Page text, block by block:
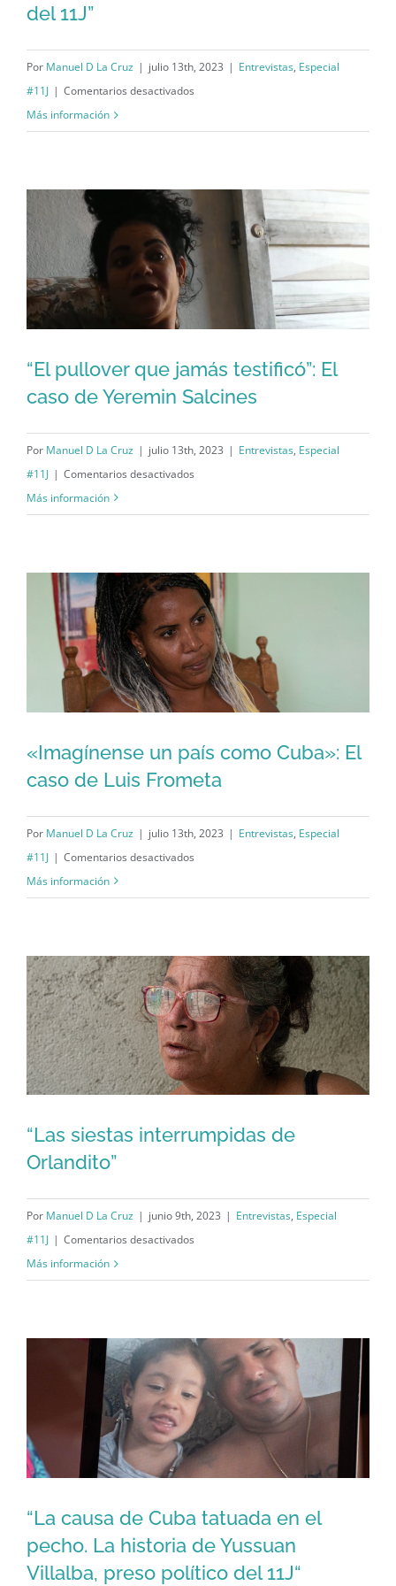
“Yurién Méndez, el no-manifestante
del 11J”
del 11J”
Por Manuel D La Cruz | julio 13th, 2023 | Entrevistas, Especial
#11J | Comentarios desactivados
manifestante
del
Más información
“El pullover que jamás testificó”: El
caso de Yeremin Salcines
“El pullover que jamás testificó”: El
caso de Yeremin Salcines
Por Manuel D La Cruz | julio 13th, 2023 | Entrevistas, Especial
#11J | Comentarios desactivados
testificó”:
El
caso
de
Yeremin
Salcines
Más información
«Imagínense un país como Cuba»: El
caso de Luis Frometa
«Imagínense un país como Cuba»: El
caso de Luis Frometa
Por Manuel D La Cruz | julio 13th, 2023 | Entrevistas, Especial
#11J | Comentarios desactivados
Cuba»:
El
caso
de
Luis
Frometa
Más información
“Las siestas interrumpidas de
Orlandito”
“Las siestas interrumpidas de
Orlandito”
Por Manuel D La Cruz | junio 9th, 2023 | Entrevistas, Especial
#11J | Comentarios desactivados
Orlandito”
Más información
“La causa de Cuba tatuada en el
pecho. La historia de Yussuan Villalba,
“La causa de Cuba tatuada en el
pecho. La historia de Yussuan
Villalba, preso político del 11J“